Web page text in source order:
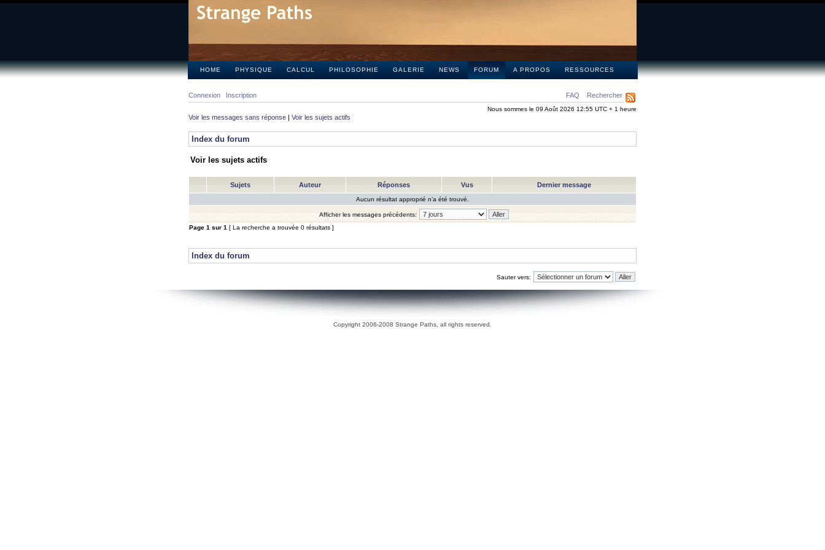
HOME PHYSIQUE CALCUL PHILOSOPHIE GALERIE NEWS FORUM A PROPOS RESSOURCES
FAQ Rechercher
Connexion Inscription
Nous sommes le 09 Août 2026 12:55 UTC + 1 heure
Voir les messages sans réponse | Voir les sujets actifs
Index du forum
Voir les sujets actifs
Sujets Auteur Réponses Vus Dernier message
Aucun résultat approprié n’a été trouvé.
Afficher les messages précédents:
Page 1 sur 1 [ La recherche a trouvée 0 résultats ]
Index du forum
Sauter vers:
Copyright 2006-2008 Strange Paths, all rights reserved.